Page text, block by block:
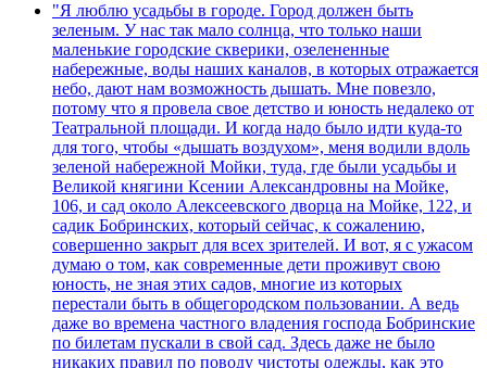
"Я люблю усадьбы в городе. Город должен быть
зеленым. У нас так мало солнца, что только наши
маленькие городские скверики, озелененные
набережные, воды наших каналов, в которых отражается
небо, дают нам возможность дышать. Мне повезло,
потому что я провела свое детство и юность недалеко от
Театральной площади. И когда надо было идти куда-то
для того, чтобы «дышать воздухом», меня водили вдоль
зеленой набережной Мойки, туда, где были усадьбы и
Великой княгини Ксении Александровны на Мойке,
106, и сад около Алексеевского дворца на Мойке, 122, и
садик Бобринских, который сейчас, к сожалению,
совершенно закрыт для всех зрителей. И вот, я с ужасом
думаю о том, как современные дети проживут свою
юность, не зная этих садов, многие из которых
перестали быть в общегородском пользовании. А ведь
даже во времена частного владения господа Бобринские
по билетам пускали в свой сад. Здесь даже не было
никаких правил по поводу чистоты одежды, как это